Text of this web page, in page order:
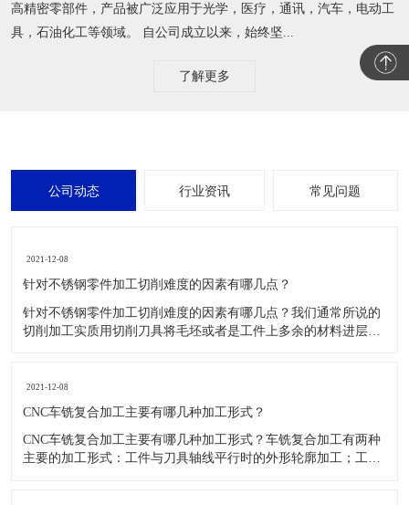
高精密零部件，产品被广泛应用于光学，医疗，通讯，汽车，电动工
具，石油化工等领域。 自公司成立以来，始终坚...
了解更多
公司动态 行业资讯 常见问题
2021-12-08
针对不锈钢零件加工切削难度的因素有哪几点？
针对不锈钢零件加工切削难度的因素有哪几点？我们通常所说的
切削加工实质用切削刀具将毛坯或者是工件上多余的材料进层进
其他的常规材料，比如铜材和铝合金，究其原因有以下几个关键
因素： 一
2021-12-08
CNC车铣复合加工主要有哪几种加工形式？
CNC车铣复合加工主要有哪几种加工形式？车铣复合加工有两种
主要的加工形式：工件与刀具轴线平行时的外形轮廓加工；工件